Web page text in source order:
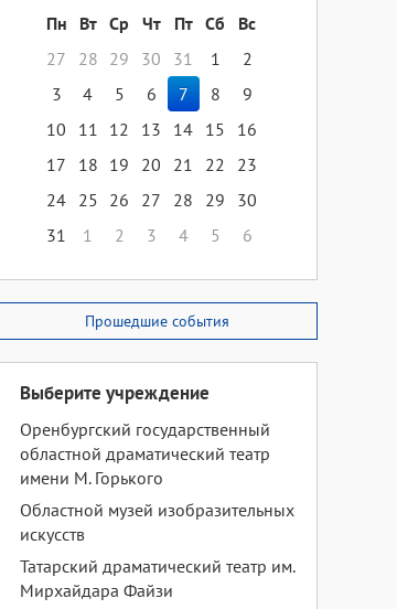
Пн
Вт Ср Чт Пт Сб
Вс
27
28 29 30 31 1
2
3
4 5 6 7 8
9
10
11 12 13 14 15
16
17
18 19 20 21 22
23
24 25 26 27 28 29
30
31
1 2 3 4 5 6
Прошедшие события
Выберите учреждение
Оренбургский государственный
областной драматический театр
имени М. Горького
Областной музей изобразительных
искусств
Татарский драматический театр им.
Мирхайдара Файзи